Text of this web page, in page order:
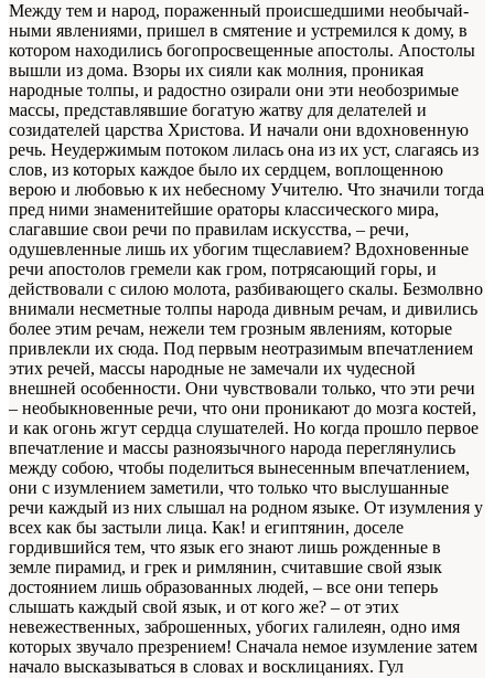
Между тем и народ, пораженный происшедшими необычай­
ными явлениями, пришел в смятение и устремился к дому, в
котором находились богопросвещенные апостолы. Апостолы
вы­шли из дома. Взоры их сияли как молния, проникая
народные толпы, и радостно озирали они эти необозримые
массы, пред­ставлявшие богатую жатву для делателей и
созидателей царства Христова. И начали они вдохновенную
речь. Неудержимым потоком лилась она из их уст, слагаясь из
слов, из которых каждое было их сердцем, воплощенною
верою и любовью к их небесному Учителю. Что значили тогда
пред ними знаменитейшие ораторы классического мира,
слагавшие свои речи по правилам искусства, – речи,
одушевленные лишь их убогим тщеславием? Вдохновенные
речи апостолов гремели как гром, потрясающий горы, и
действовали с силою молота, разбивающего скалы. Безмолвно
внимали несметные толпы народа дивным речам, и дивились
более этим речам, нежели тем грозным явлениям, которые
привлекли их сюда. Под первым неотразимым впечатлением
этих речей, массы народ­ные не замечали их чудесной
внешней особенности. Они чув­ствовали только, что эти речи
– необыкновенные речи, что они проникают до мозга костей,
и как огонь жгут сердца слуша­телей. Но когда прошло первое
впечатление и массы разноязычного народа переглянулись
между собою, чтобы поделиться вынесенным впечатлением,
они с изумлением заметили, что только что выслушанные
речи каждый из них слышал на родном языке. От изумления у
всех как бы застыли лица. Как! и египтянин, доселе
гордившийся тем, что язык его знают лишь рожденные в
земле пирамид, и грек и римлянин, считавшие свой язык
достоянием лишь образованных людей, – все они теперь
слышать каждый свой язык, и от кого же? – от этих
невежественных, заброшенных, убогих галилеян, одно имя
которых звучало презрением! Сначала немое изумление затем
начало высказываться в словах и восклицаниях. Гул